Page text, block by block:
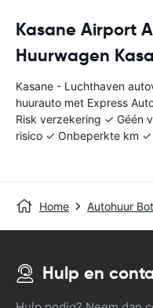
Kasane Airport
Huurwagen
Kasane - Luchthaven
huurauto met Express
Risk verzekering ✓ Géén
risico ✓ Onbeperkte km
Home Autohuur
Hulp en